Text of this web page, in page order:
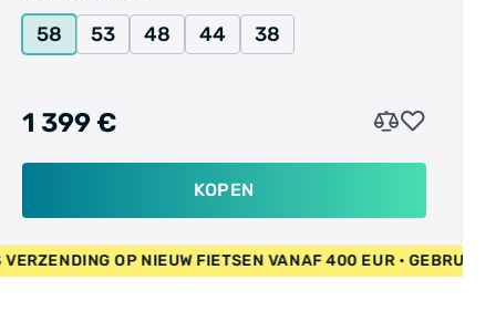
hydraulische remmen van Shimano combineert
de 600 comfort, soepelheid en
gevarieerde fietsdisciplines en waarschijnlijk de
meest veeleisende als het gaat om uitrusting.
Hoewel full suspension fietsen geweldige
rijeigenschappen bieden, blijft de klassieke
hardtail een van de puurste tools voor dit doel.
verkrijgbaar in carbon en aluminium en biedt
58 53 48 44 38
1 399 €
KOPEN
GRATIS VERZENDING OP NIEUW FIETSEN VANAF 400 EUR •